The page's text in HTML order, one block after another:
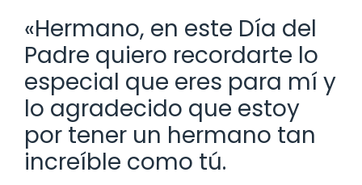
«Hermano, en este Día del
Padre quiero recordarte lo
especial que eres para mí y
lo agradecido que estoy
por tener un hermano tan
increíble como tú.